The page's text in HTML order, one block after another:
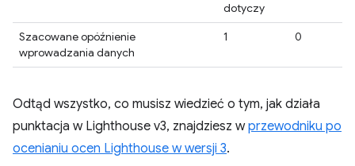
dotyczy
Szacowane opóźnienie
wprowadzania danych
1 0
Odtąd wszystko, co musisz wiedzieć o tym, jak działa
punktacja w Lighthouse v3, znajdziesz wprzewodniku po
ocenianiu ocen Lighthouse w wersji 3.